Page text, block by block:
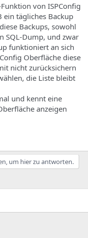
von ISPConfig
ein tägliches Backup
Backups, sowohl
SQL-Dump, und zwar
funktioniert an sich
Oberfläche diese
nicht zurücksichern
die Liste bleibt
und kennt eine
anzeigen
um hier zu antworten.